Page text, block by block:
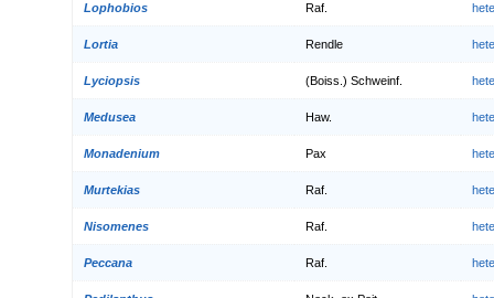
Lophobios Raf.
Lortia Rendle
Lyciopsis (Boiss.) Schweinf.
Medusea Haw.
Monadenium Pax
Murtekias Raf.
Nisomenes Raf.
Peccana Raf.